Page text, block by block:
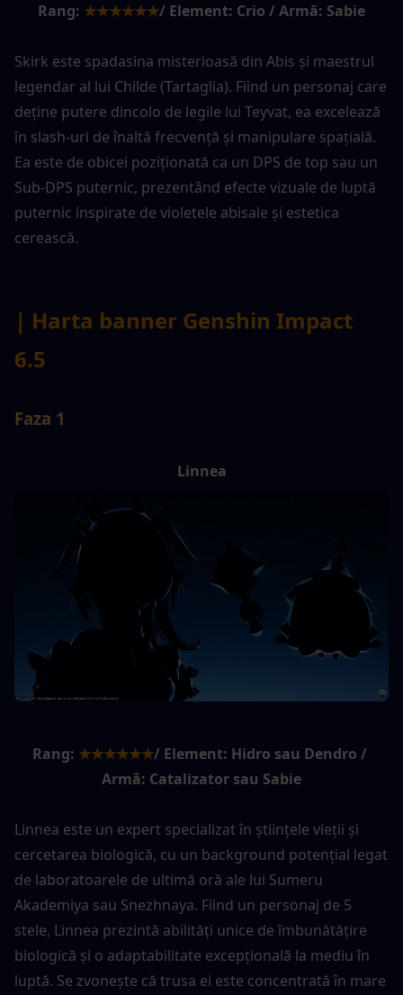
Rang: ★★★★★★/ Element: Crio / Armă: Sabie
Skirk este spadasina misterioasă din Abis și maestrul
legendar al lui Childe (Tartaglia). Fiind un personaj care
deține putere dincolo de legile lui Teyvat, ea excelează
în slash-uri de înaltă frecvență și manipulare spațială.
Ea este de obicei poziționată ca un DPS de top sau un
Sub-DPS puternic, prezentând efecte vizuale de luptă
puternic inspirate de violetele abisale și estetica
cerească.
| Harta banner Genshin Impact
6.5
Faza 1
Linnea
Rang: ★★★★★★/ Element: Hidro sau Dendro /
Armă: Catalizator sau Sabie
Linnea este un expert specializat în științele vieții și
cercetarea biologică, cu un background potențial legat
de laboratoarele de ultimă oră ale lui Sumeru
Akademiya sau Snezhnaya. Fiind un personaj de 5
stele, Linnea prezintă abilități unice de îmbunătățire
biologică și o adaptabilitate excepțională la mediu în
luptă. Se zvonește că trusa ei este concentrată în mare